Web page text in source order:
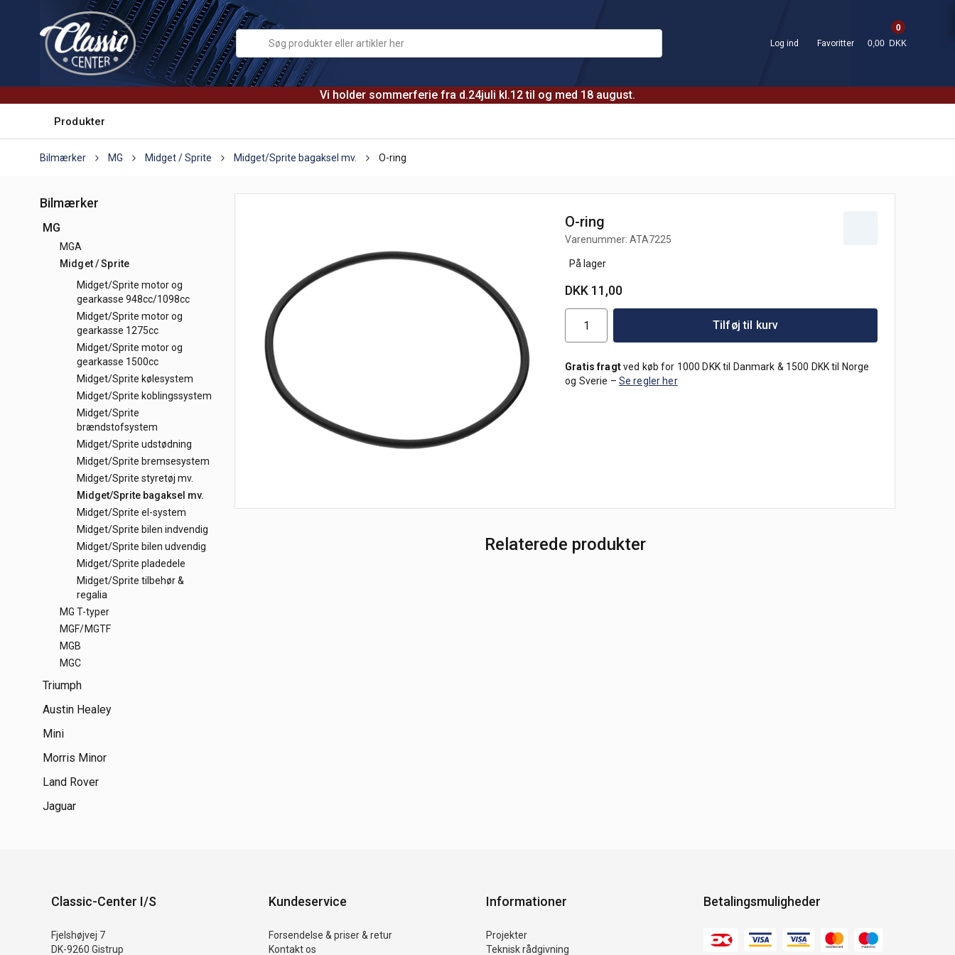
Vi holder sommerferie fra d.24juli kl.12 til og med 18 august.
Log ind Favoritter
0
0,00 DKK
Produkter
Bilmærker MG Midget / Sprite Midget/Sprite bagaksel mv. O-ring
Bilmærker
MG
MGA
Midget / Sprite
Midget/Sprite motor og
gearkasse 948cc/1098cc
Midget/Sprite motor og
gearkasse 1275cc
Midget/Sprite motor og
gearkasse 1500cc
Midget/Sprite kølesystem
Midget/Sprite koblingssystem
Midget/Sprite
brændstofsystem
Midget/Sprite udstødning
Midget/Sprite bremsesystem
Midget/Sprite styretøj mv.
Midget/Sprite bagaksel mv.
Midget/Sprite el-system
Midget/Sprite bilen indvendig
Midget/Sprite bilen udvendig
Midget/Sprite pladedele
Midget/Sprite tilbehør &
regalia
MG T-typer
MGF/MGTF
MGB
MGC
Triumph
Austin Healey
Mini
Morris Minor
Land Rover
Jaguar
O-ring
Varenummer:ATA7225
På lager
DKK 11,00
Tilføj til kurv
Gratis fragtved køb for 1000 DKK til Danmark & 1500 DKK til Norge
og Sverie – Se regler her
Relaterede produkter
Classic-Center I/S
Fjelshøjvej 7
DK-9260 Gistrup
Kundeservice
Forsendelse & priser & retur
Kontakt os
Informationer
Projekter
Teknisk rådgivning
Betalingsmuligheder